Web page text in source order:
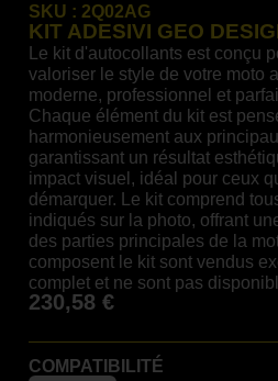
SKU : 2Q02AG
KIT ADESIVI GEO
Le kit d'autocollants est conçu
valoriser le style de votre moto
moderne, professionnel et
Chaque élément du kit est
harmonieusement aux
garantissant un résultat
impact visuel, idéal pour ceux
démarquer. Le kit comprend
indiqués sur la photo, offrant
des parties principales de la
composent le kit sont vendus
complet et ne sont pas
230,58€
COMPATIBILITÉ